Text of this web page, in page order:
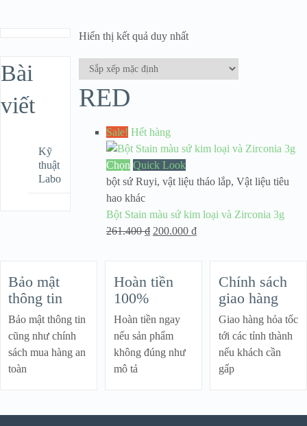
Hiển thị kết quả duy nhất
RED
Sale! Hết hàng
Chọn Quick Look
bột sứ Ruyi, vật liệu tháo lắp, Vật liệu tiêu
hao khác
Bột Stain màu sứ kim loại và Zirconia 3g
261.400₫ Giá
261.400 ₫.
200.000 ₫Giá
200.000 ₫.
Bài
viết
Kỹ
thuật
Labo
Bảo mật
thông tin
Bảo mật thông tin
cũng như chính
sách mua hàng an
toàn
Hoàn tiền
100%
Hoàn tiền ngay
nếu sản phẩm
không đúng như
mô tả
Chính sách
giao hàng
Giao hàng hỏa tốc
tới các tỉnh thành
nếu khách cần
gấp